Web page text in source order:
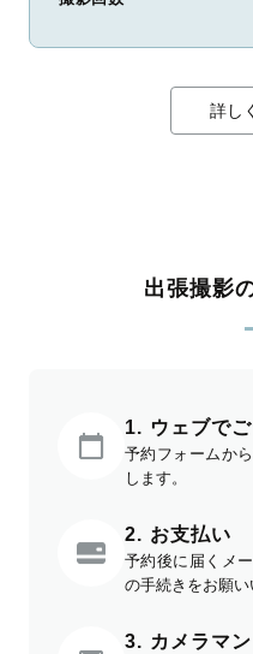
詳し
出張撮影
1. ウェブで
予約フォームか
します。
2. お支払い
予約後に届くメ
の手続きをお願い
3. カメラマ